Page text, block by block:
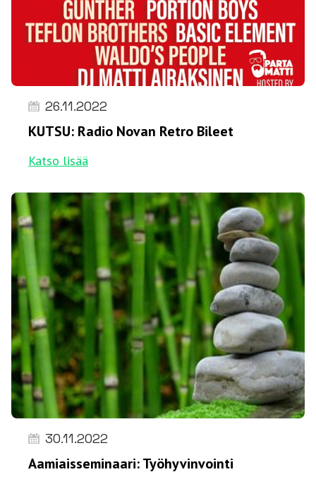
26.11.2022
KUTSU: Radio Novan Retro Bileet
Katso lisää
30.11.2022
Aamiaisseminaari: Työhyvinvointi